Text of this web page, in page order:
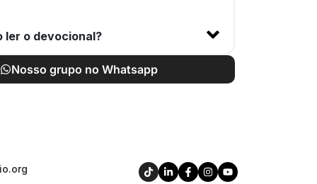
ler o devocional?
Nosso grupo no Whatsapp